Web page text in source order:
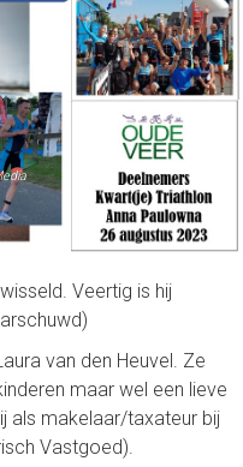
Veertig is hij
van den Heuvel. Ze
maar wel een lieve
als makelaar/taxateur bij
Vastgoed).